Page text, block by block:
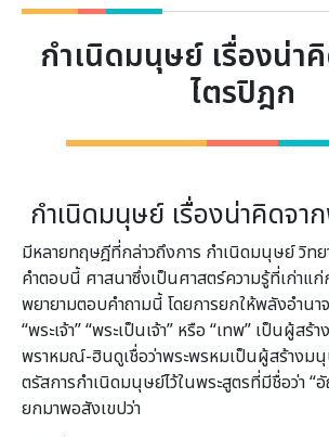
กำเนิดมนุษย์ เรื่องน่า
ไตรปิฎก
กำเนิดมนุษย์ เรื่องน่าคิดจา
มีหลายทฤษฎีที่กล่าวถึงการ กำเนิดมนุษย์ วิทย
คำตอบนี้ ศาสนาซึ่งเป็นศาสตร์ความรู้ที่เก่าแ
พยายามตอบคำถามนี้ โดยการยกให้พลังอำนา
“พระเจ้า” “พระเป็นเจ้า” หรือ “เทพ” เป็นผู้ส
พราหมณ์-ฮินดูเชื่อว่าพระพรหมเป็นผู้สร้างม
ตรัสการกำเนิดมนุษย์ไว้ในพระสูตรที่มีชื่อว่า
ยกมาพอสังเขปว่า